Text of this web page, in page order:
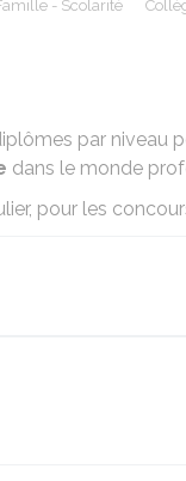
- Scolarité
par niveau
dans le monde
pour les